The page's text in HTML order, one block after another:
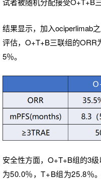
结果显示，加入ociperlimab
评估，O+T+B三联组的ORR
5％。
安全性方面，O+T+B组的3
为50.0％，T+B组为25.8％。